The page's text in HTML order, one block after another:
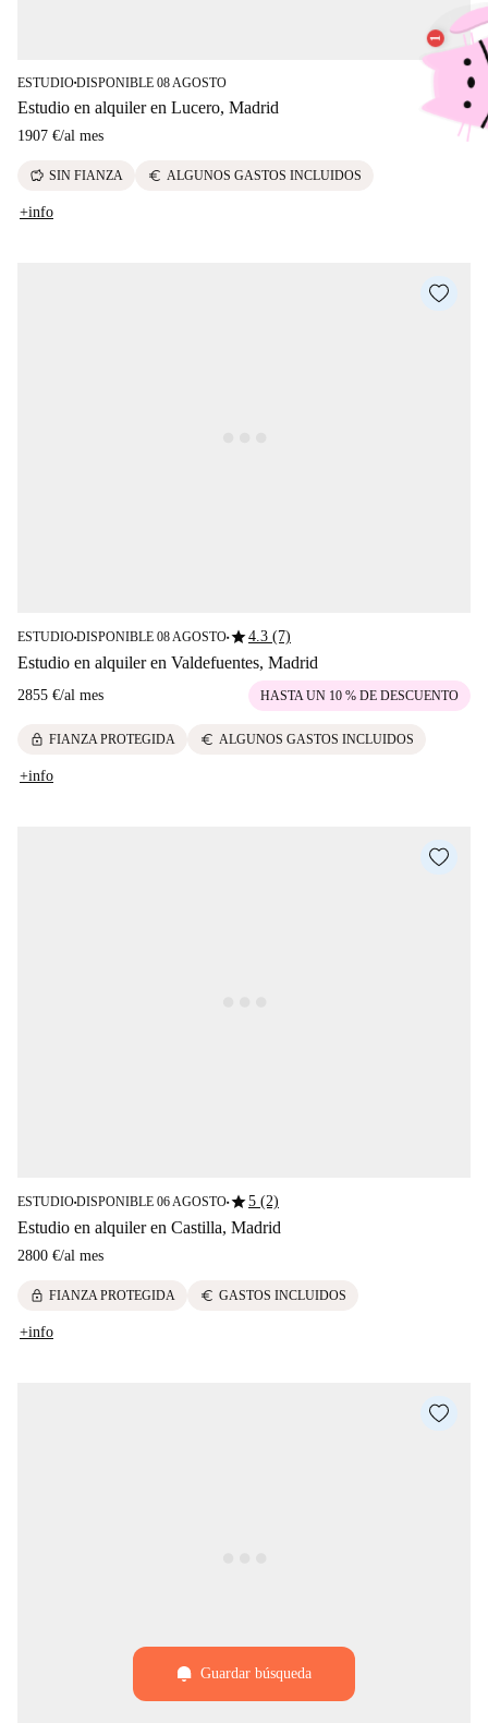
ESTUDIO■DISPONIBLE 08 AGOSTO
Estudio en alquiler en Lucero, Madrid
1907 €/al mes
savings SIN FIANZA euro ALGUNOS GASTOS INCLUIDOS
+info
ESTUDIO■DISPONIBLE 08 AGOSTO■star4.3 (7)
Estudio en alquiler en Valdefuentes, Madrid
2855 €/al mes HASTA UN 10 % DE DESCUENTO
lock FIANZA PROTEGIDA euro ALGUNOS GASTOS INCLUIDOS
+info
ESTUDIO■DISPONIBLE 06 AGOSTO■star5 (2)
Estudio en alquiler en Castilla, Madrid
2800 €/al mes
lock FIANZA PROTEGIDA euro GASTOS INCLUIDOS
+info
Guardar búsqueda